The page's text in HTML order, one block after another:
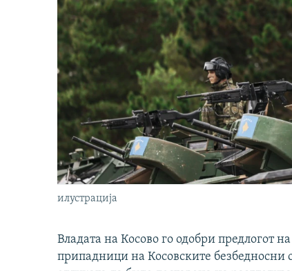
илустрација
Владата на Косово го одобри предлогот
припадници на Косовските безбедносни